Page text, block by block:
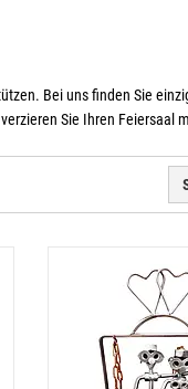
Bei uns finden Sie
Sie Ihren Feiersaal